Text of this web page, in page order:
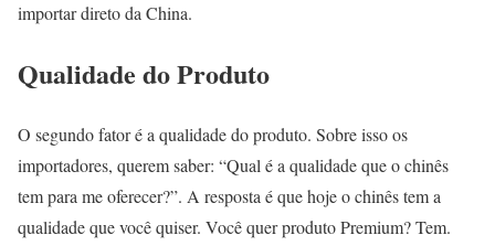
importar direto da China.
Qualidade do Produto
O segundo fator é a qualidade do produto. Sobre isso os
importadores, querem saber: “Qual é a qualidade que o chinês
tem para me oferecer?”. A resposta é que hoje o chinês tem a
qualidade que você quiser. Você quer produto Premium? Tem.